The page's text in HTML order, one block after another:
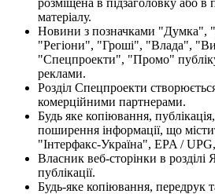
матеріалу.
Новини з позначками "Думка",
"Регіони", "Гроші", "Влада",
"Спецпроекти", "Промо"
реклами.
Розділ Спецпроекти
комерційними партнерами.
Будь яке копіювання,
поширення інформації, що
"Інтерфакс-Україна", EPA /
Власник веб-сторінки в
публікації.
Будь-яке копіювання, передрук